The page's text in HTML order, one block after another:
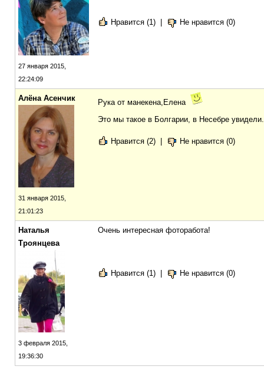
27 января 2015,
22:24:09
Нравится (1) Не нравится (0)
Алёна Асенчик
31 января 2015,
21:01:23
Рука от манекена,Елена
Это мы такое в Болгарии, в Несебре
Нравится (2) Не нравится (0)
Наталья
Троянцева
3 февраля 2015,
19:36:30
Очень интересная фоторабота!
Нравится (1) Не нравится (0)